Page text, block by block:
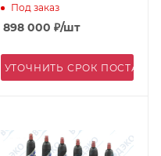
Под заказ
898 000 ₽/шт
УТОЧНИТЬ СРОК